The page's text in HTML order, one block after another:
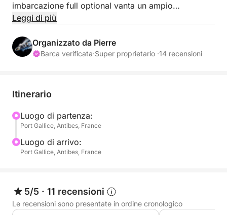
imbarcazione full optional vanta un ampio
prendisole a prua, perfetto per rilassarsi, e un
angolo cottura, frigorifero e lavello, ideale per
condividere momenti conviviali a bordo.
di grandi piattaforme da bagno vicino alla linea di
suo potente motore Mercury V8 da 300 CV
garantisce una navigazione fluida e ti permette
anche di praticare sport acquatici come tubing o
wakeboard.
appartate tra Cap d'Antibes e le Isole di Lérins, in
totale libertà.
Leggi di più
Organizzato da Pierre
Barca verificata·Super proprietario ·14 recensioni
Itinerario
Luogo di partenza:
Port Gallice, Antibes, France
Luogo di arrivo:
Port Gallice, Antibes, France
5/5 · 11 recensioni
Le recensioni sono presentate in ordine cronologico